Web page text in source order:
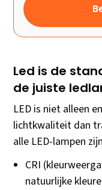
Led is de
de juiste
LED is niet alleen
lichtkwaliteit dan
alle LED-lampen
CRI
natuurlijke